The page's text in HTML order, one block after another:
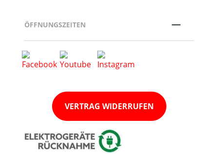
ÖFFNUNGSZEITEN
VERTRAG WIDERRUFEN